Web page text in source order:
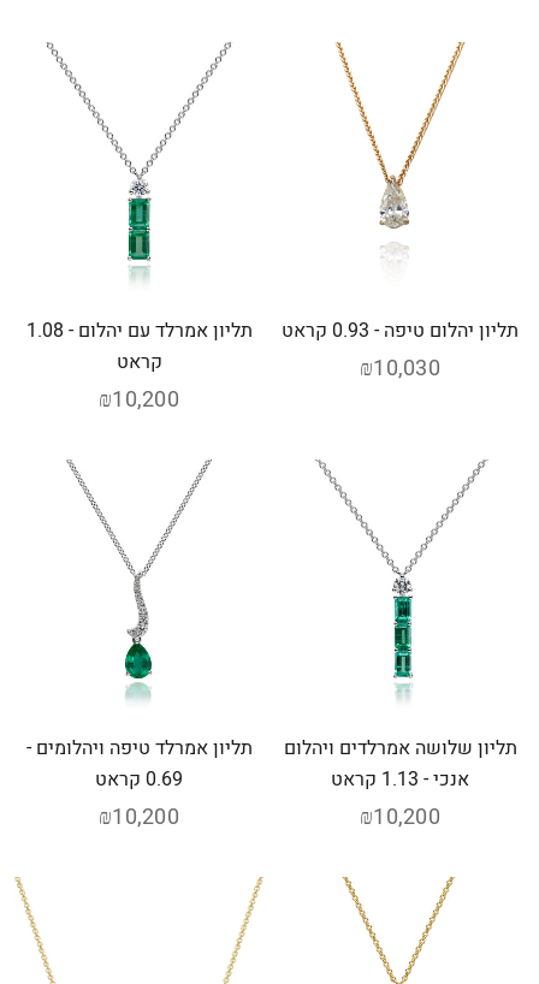
תליון יהלום טיפה - 0.93 קראט
₪10,030
תליון אמרלד עם יהלום - 1.08
קראט
₪10,200
תליון שלושה אמרלדים ויהלום
אנכי - 1.13 קראט
₪10,200
תליון אמרלד טיפה ויהלומים -
0.69 קראט
₪10,200